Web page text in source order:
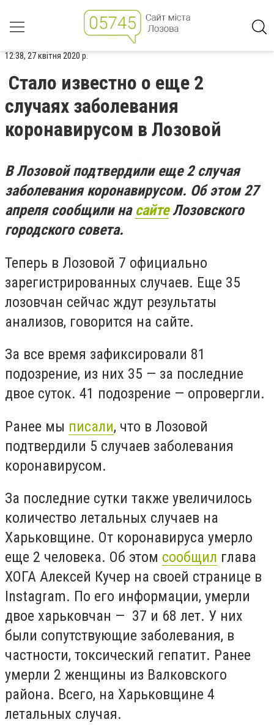
12:38, 27 квітня 2020 р.
Стало известно о еще 2
случаях заболевания
коронавирусом в Лозовой
В Лозовой подтвердили еще 2 случая
заболевания коронавирусом. Об этом 27
апреля сообщили на сайтеЛозовского
городского совета.
Теперь в Лозовой 7 официально
зарегистрированных случаев. Еще 35
лозовчан сейчас ждут результаты
анализов, говорится на сайте.
За все время зафиксировали 81
подозрение, из них 35 — за последние
двое суток. 41 подозрение — опровергли.
Ранее мы писали, что в Лозовой
подтвердили 5 случаев заболевания
коронавирусом.
За последние сутки также увеличилось
количество летальных случаев на
Харьковщине. От коронавируса умерло
еще 2 человека. Об этом сообщил глава
ХОГА Алексей Кучер на своей странице в
Instagram. По его информации, умерли
двое харьковчан — 37 и 68 лет. У них
были сопутствующие заболевания, в
частности, токсический гепатит. Ранее
умерли 2 женщины из Валковского
района. Всего, на Харьковщине 4
летальных случая.